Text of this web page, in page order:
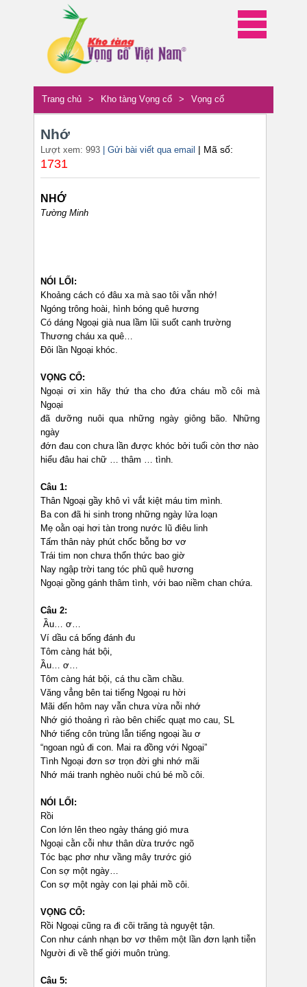
Trang chủ > Kho tàng Vọng cổ > Vọng cổ
Nhớ
Lượt xem: 993 | Gửi bài viết qua email | Mã số:
1731
NHỚ
Tường Minh
NÓI LỐI:
Khoảng cách có đâu xa mà sao tôi vẫn nhớ!
Ngóng trông hoài, hình bóng quê hương
Có dáng Ngoại già nua lầm lũi suốt canh trường
Thương cháu xa quê…
Đôi lần Ngoại khóc.
VỌNG CỔ:
Ngoại ơi xin hãy thứ tha cho đứa cháu mồ côi mà
Ngoại
đã dưỡng nuôi qua những ngày giông bão. Những
ngày
đớn đau con chưa lần được khóc bởi tuổi còn thơ nào
hiểu đâu hai chữ … thâm … tình.
Câu 1:
Thân Ngoại gầy khô vì vắt kiệt máu tim mình.
Ba con đã hi sinh trong những ngày lửa loạn
Mẹ oằn oại hơi tàn trong nước lũ điêu linh
Tấm thân này phút chốc bỗng bơ vơ
Trái tim non chưa thổn thức bao giờ
Nay ngập trời tang tóc phũ quê hương
Ngoại gồng gánh thâm tình, với bao niềm chan chứa.
Câu 2:
Ầu… ơ…
Ví dầu cá bống đánh đu
Tôm càng hát bội,
Ầu… ơ…
Tôm càng hát bội, cá thu cầm chầu.
Văng vẳng bên tai tiếng Ngoại ru hời
Mãi đến hôm nay vẫn chưa vừa nỗi nhớ
Nhớ gió thoảng rì rào bên chiếc quạt mo cau, SL
Nhớ tiếng côn trùng lẫn tiếng ngoại ầu ơ
“ngoan ngủ đi con. Mai ra đồng với Ngoại”
Tình Ngoại đơn sơ trọn đời ghi nhớ mãi
Nhớ mái tranh nghèo nuôi chú bé mồ côi.
NÓI LỐI:
Rồi
Con lớn lên theo ngày tháng gió mưa
Ngoại cằn cỗi như thân dừa trước ngõ
Tóc bạc phơ như vầng mây trước gió
Con sợ một ngày…
Con sợ một ngày con lại phải mồ côi.
VỌNG CỔ:
Rồi Ngoại cũng ra đi cõi trăng tà nguyệt tận.
Con như cánh nhạn bơ vơ thêm một lần đơn lạnh tiễn
Người đi về thế giới muôn trùng.
Câu 5: